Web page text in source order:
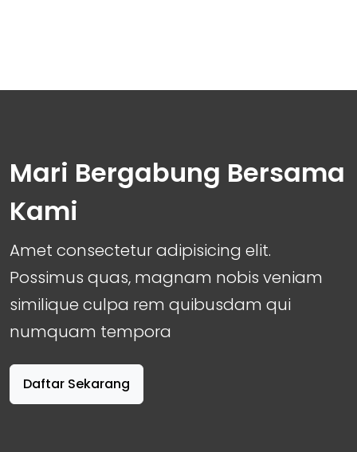
Mari Bergabung Bersama
Kami
Amet consectetur adipisicing elit.
Possimus quas, magnam nobis veniam
similique culpa rem quibusdam qui
numquam tempora
Daftar Sekarang